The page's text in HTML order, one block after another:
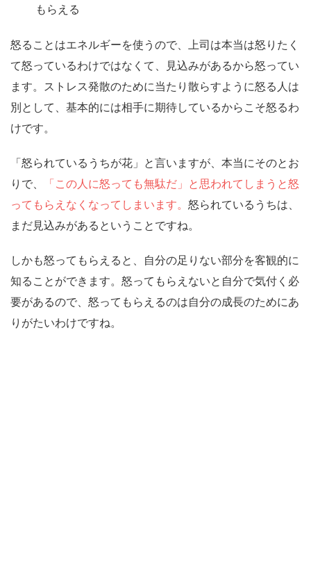
もらえる
怒ることはエネルギーを使うので、上司は本当は怒りたく
て怒っているわけではなくて、見込みがあるから怒ってい
ます。ストレス発散のために当たり散らすように怒る人は
別として、 基本的には相手に期待しているからこそ怒るわ
けです。
「怒られているうちが花」と言いますが、本当にそのとお
りで、
「この人に怒っても無駄だ」と思われてしまうと怒
ってもらえなくなってしまいます。 怒られているうちは、
まだ見込みがあるということですね。
しかも怒ってもらえると、自分の足りない部分を客観的に
知ることができます。 怒ってもらえないと自分で気付く必
要があるので、怒ってもらえるのは自分の成長のためにあ
りがたいわけですね。